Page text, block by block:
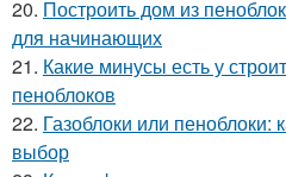
20. Построить дом из
для начинающих
21. Какие минусы есть у
пеноблоков
22. Газоблоки или пеноблоки:
выбор